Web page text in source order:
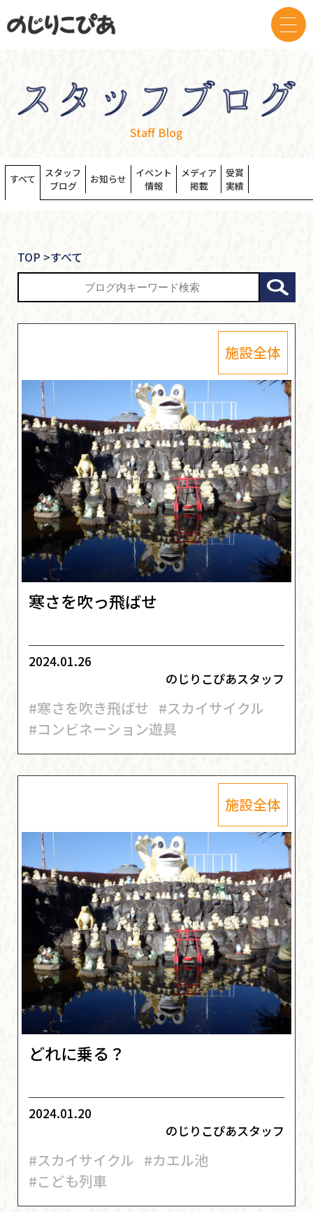
Staff Blog
すべて
スタッフ
ブログ
お知らせ
イベント
情報
メディア
掲載
受賞
実績
TOP >すべて
施設全体
寒さを吹っ飛ばせ
2024.01.26
のじりこぴあスタッフ
#寒さを吹き飛ばせ #スカイサイクル
#コンビネーション遊具
施設全体
どれに乗る？
2024.01.20
のじりこぴあスタッフ
#スカイサイクル #カエル池
#こども列車